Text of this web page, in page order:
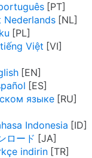
Nederlands
Việt
языке
Indonesia
ロード
indirin